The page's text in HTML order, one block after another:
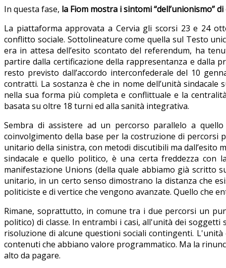
In questa fase, la Fiom mostra i sintomi “dell’unionismo”
La piattaforma approvata a Cervia gli scorsi 23 e 24
conflitto sociale. Sottolineature come quella sul Testo
era in attesa dell’esito scontato del referendum, ha
partire dalla certificazione della rappresentanza e dalla
resto previsto dall’accordo interconfederale del 10
contratti. La sostanza è che in nome dell’unità sindacale
nella sua forma più completa e conflittuale e la
basata su oltre 18 turni ed alla sanità integrativa.
Sembra di assistere ad un percorso parallelo a
coinvolgimento della base per la costruzione di percorsi
unitario della sinistra, con metodi discutibili ma
sindacale e quello politico, è una certa freddezza
manifestazione Unions (della quale abbiamo già scritto
unitario, in un certo senso dimostrano la distanza che
politiciste e di vertice che vengono avanzate. Quello che
Rimane, soprattutto, in comune tra i due percorsi un
politico) di classe. In entrambi i casi, all'unità dei
risoluzione di alcune questioni sociali contingenti.
contenuti che abbiano valore programmatico. Ma la
alto da pagare.